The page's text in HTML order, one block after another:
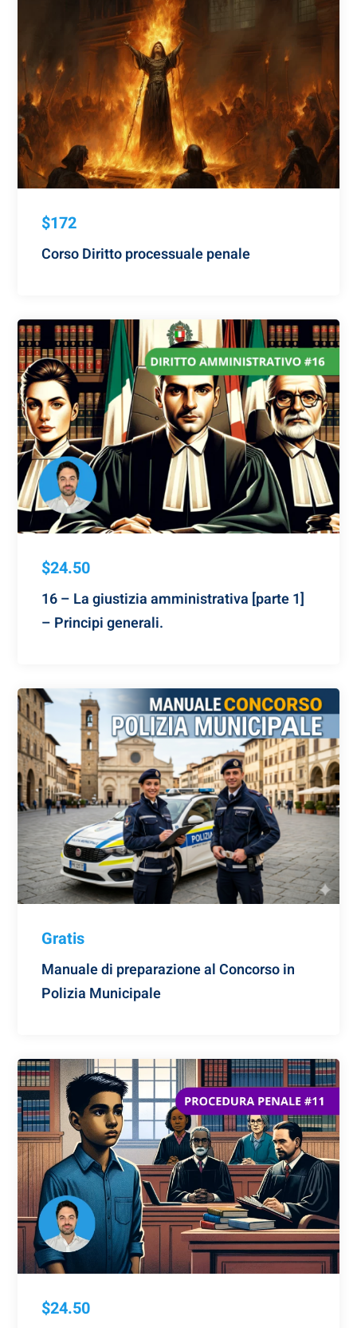
$172
Corso Diritto processuale penale
$24.50
16 – La giustizia amministrativa [parte 1]
– Principi generali.
Gratis
Manuale di preparazione al Concorso in
Polizia Municipale
$24.50